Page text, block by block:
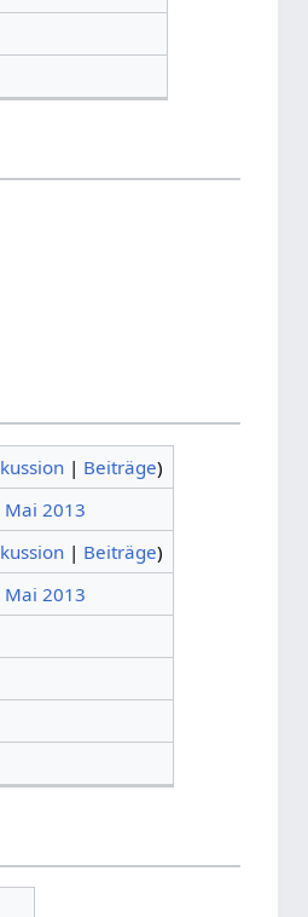
| Beiträge)
Mai 2013
| Beiträge)
Mai 2013